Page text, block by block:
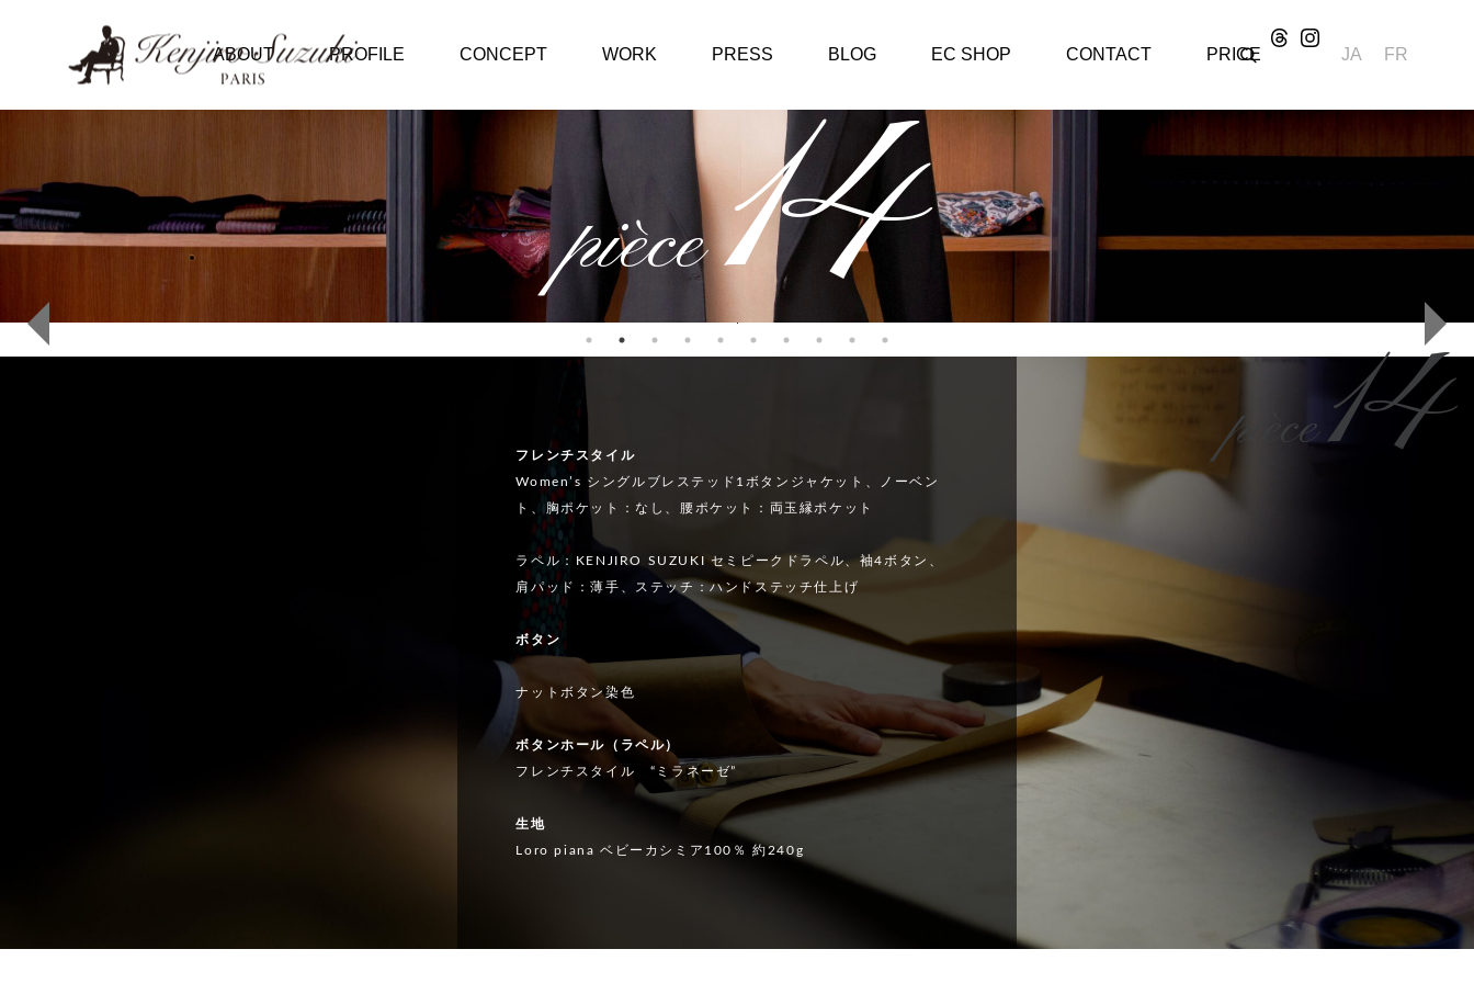
ABOUT PROFILE CONCEPT WORK PRESS BLOG EC SHOP CONTACT PRICE JA FR
パリ
つい
から
#46 KENJIRO SUZU
アトリエより音声配
信
#14 『地味だけど大
事』仕立ての基本
『地のし』につい
て。
のモノづくりについ
pièce14
pièce14
フレンチスタイル
Women’s シングルブレステッド1ボタンジャケット、ノーベン
ト、胸ポケット：なし、腰ポケット：両玉縁ポケット
ラペル：KENJIRO SUZUKI セミピークドラペル、袖4ボタン、
肩パッド：薄手、ステッチ：ハンドステッチ仕上げ
ボタン
ナットボタン染色
ボタンホール（ラペル）
フレンチスタイル “ミラネーゼ”
生地
Loro piana ベビーカシミア100％ 約240g